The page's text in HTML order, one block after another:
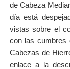
de Cabeza
día está
vistas sobre el
con las cumbres
Cabezas de
enlace a la